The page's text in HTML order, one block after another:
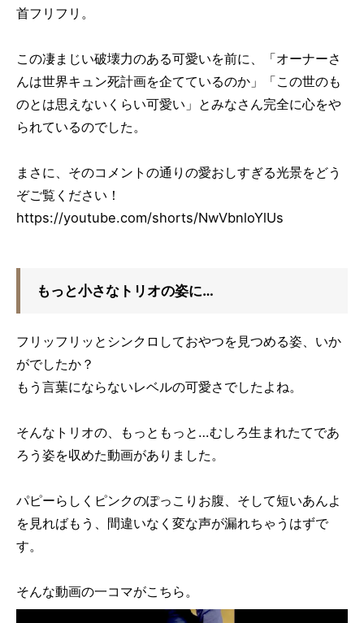
首フリフリ。
この凄まじい破壊力のある可愛いを前に、「オーナーさ
んは世界キュン死計画を企てているのか」「この世のも
のとは思えないくらい可愛い」とみなさん完全に心をや
られているのでした。
まさに、そのコメントの通りの愛おしすぎる光景をどう
ぞご覧ください！
https://youtube.com/shorts/NwVbnloYlUs
もっと小さなトリオの姿に…
フリッフリッとシンクロしておやつを見つめる姿、いか
がでしたか？
もう言葉にならないレベルの可愛さでしたよね。
そんなトリオの、もっともっと…むしろ生まれたてであ
ろう姿を収めた動画がありました。
パピーらしくピンクのぽっこりお腹、そして短いあんよ
を見ればもう、間違いなく変な声が漏れちゃうはずで
す。
そんな動画の一コマがこちら。